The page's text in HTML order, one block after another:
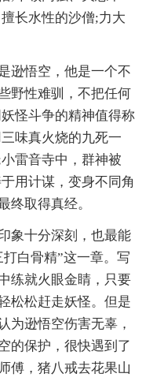
长水性的沙僧;力大
逊悟空，他是一个不
野性难驯，不把任何
怪斗争的精神值得称
味真火烧的九死一
雷音寺中，群神被
用计谋，变身不同角
终取得真经。
象十分深刻，也最能
白骨精”这一章。写
练就火眼金睛，只要
松松赶走妖怪。但是
为逊悟空伤害无辜，
的保护，很快遇到了
傅，猪八戒去花果山